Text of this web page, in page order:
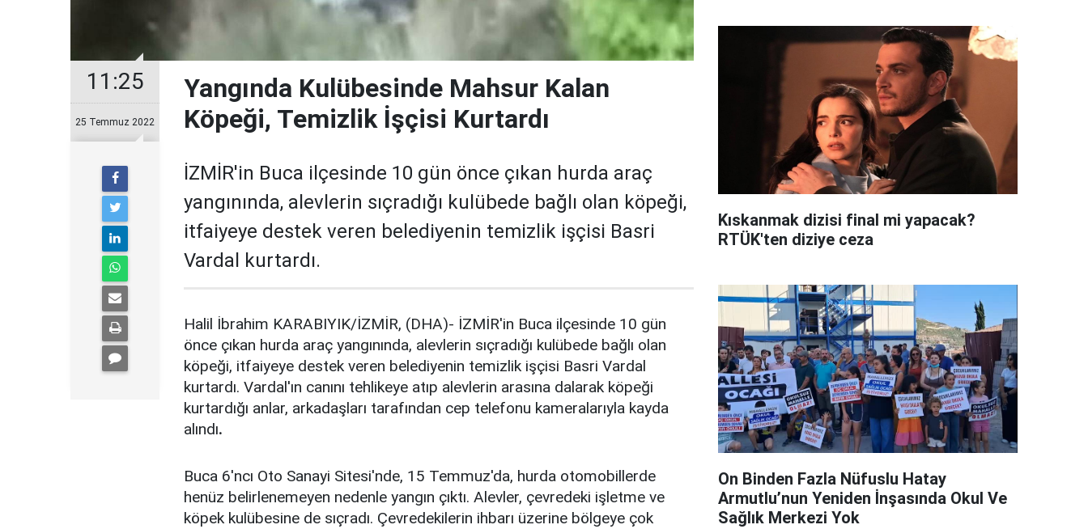
11:25
25 Temmuz 2022
Yangında Kulübesinde Mahsur Kalan
Köpeği, Temizlik İşçisi Kurtardı
İZMİR'in Buca ilçesinde 10 gün önce çıkan hurda araç
yangınında, alevlerin sıçradığı kulübede bağlı olan köpeği,
itfaiyeye destek veren belediyenin temizlik işçisi Basri
Vardal kurtardı.
Halil İbrahim KARABIYIK/İZMİR, (DHA)- İZMİR'in Buca ilçesinde 10 gün
önce çıkan hurda araç yangınında, alevlerin sıçradığı kulübede bağlı olan
köpeği, itfaiyeye destek veren belediyenin temizlik işçisi Basri Vardal
kurtardı. Vardal'ın canını tehlikeye atıp alevlerin arasına dalarak köpeği
kurtardığı anlar, arkadaşları tarafından cep telefonu kameralarıyla kayda
alındı.
Buca 6'ncı Oto Sanayi Sitesi'nde, 15 Temmuz'da, hurda otomobillerde
henüz belirlenemeyen nedenle yangın çıktı. Alevler, çevredeki işletme ve
köpek kulübesine de sıçradı. Çevredekilerin ihbarı üzerine bölgeye çok
Kıskanmak dizisi final mi yapacak?
RTÜK'ten diziye ceza
On Binden Fazla Nüfuslu Hatay
Armutlu’nun Yeniden İnşasında Okul Ve
Sağlık Merkezi Yok